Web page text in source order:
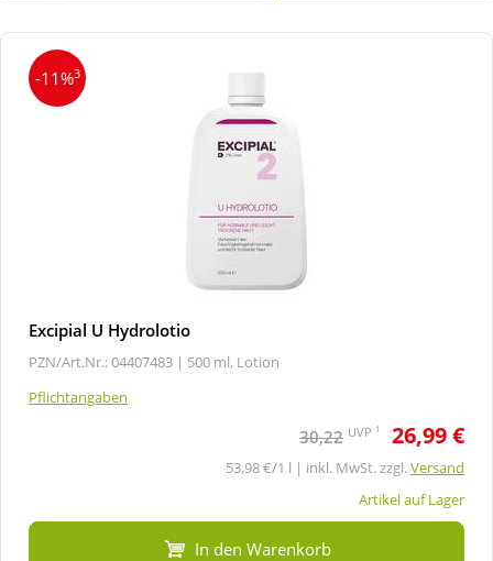
-11%3
Excipial U Hydrolotio
PZN/Art.Nr.: 04407483 | 500 ml, Lotion
Pflichtangaben
30,22 UVP 1 26,99 €
53,98 €/1 l | inkl. MwSt. zzgl.Versand
Artikel auf Lager
In den Warenkorb